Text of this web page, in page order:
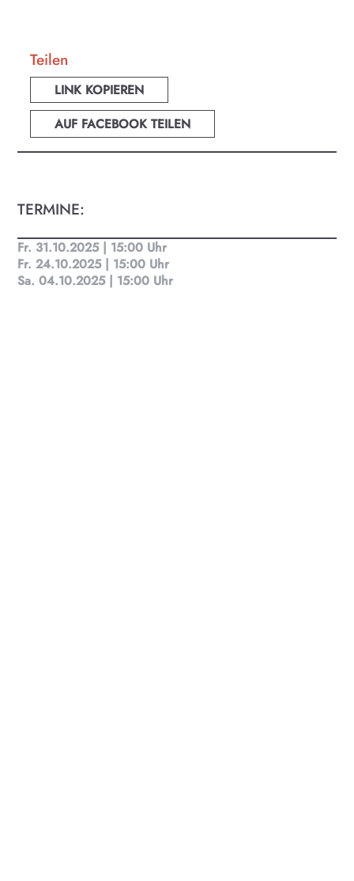
Teilen
LINK KOPIEREN
AUF FACEBOOK TEILEN
TERMINE:
Fr. 31.10.2025 | 15:00 Uhr
Fr. 24.10.2025 | 15:00 Uhr
Sa. 04.10.2025 | 15:00 Uhr
KULTplan ABO
Kultur in Salzburg auf einen Blick
Finde täglich bis zu 50 Veranstaltungen in Stadt